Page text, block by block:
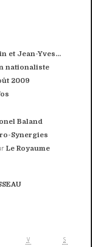
et Jean-Yves...
nationaliste
2009
Baland
Synergies
Le Royaume
V S